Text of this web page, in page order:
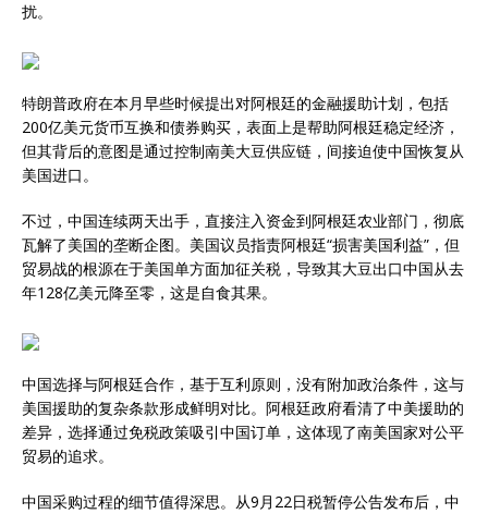
扰。
特朗普政府在本月早些时候提出对阿根廷的金融援助计划，包括
200亿美元货币互换和债券购买，表面上是帮助阿根廷稳定经济，
但其背后的意图是通过控制南美大豆供应链，间接迫使中国恢复从
美国进口。
不过，中国连续两天出手，直接注入资金到阿根廷农业部门，彻底
瓦解了美国的垄断企图。美国议员指责阿根廷“损害美国利益”，但
贸易战的根源在于美国单方面加征关税，导致其大豆出口中国从去
年128亿美元降至零，这是自食其果。
中国选择与阿根廷合作，基于互利原则，没有附加政治条件，这与
美国援助的复杂条款形成鲜明对比。阿根廷政府看清了中美援助的
差异，选择通过免税政策吸引中国订单，这体现了南美国家对公平
贸易的追求。
中国采购过程的细节值得深思。从9月22日税暂停公告发布后，中